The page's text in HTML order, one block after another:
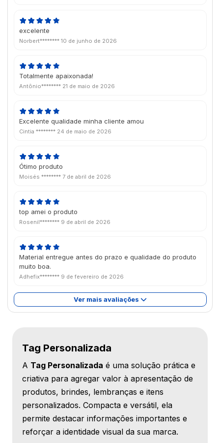
excelente
Norbert******** 10 de junho de 2026
Totalmente apaixonada!
Antônio******** 21 de maio de 2026
Excelente qualidade minha cliente amou
Cintia ******** 24 de maio de 2026
Ótimo produto
Moisés ******** 7 de abril de 2026
top amei o produto
Rosenil******** 9 de abril de 2026
Material entregue antes do prazo e qualidade do produto
muito boa.
Adhefix******** 9 de fevereiro de 2026
Ver mais avaliações
Tag Personalizada
A Tag Personalizada é uma solução prática e
criativa para agregar valor à apresentação de
produtos, brindes, lembranças e itens
personalizados. Compacta e versátil, ela
permite destacar informações importantes e
reforçar a identidade visual da sua marca.